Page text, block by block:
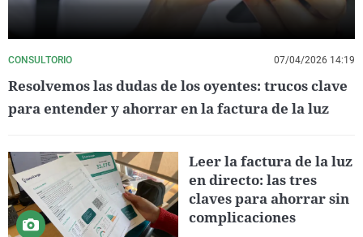
CONSULTORIO 07/04/2026 14:19
Resolvemos las dudas de los oyentes: trucos clave
para entender y ahorrar en la factura de la luz
Leer la factura de la luz
en directo: las tres
claves para ahorrar sin
complicaciones